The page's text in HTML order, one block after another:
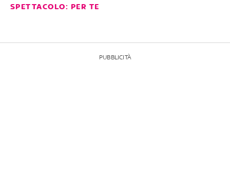
SPETTACOLO: PER TE
PUBBLICITÀ